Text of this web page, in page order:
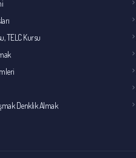
TELC Kursu
Denklik Almak